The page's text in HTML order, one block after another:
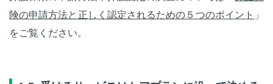
険の申請方法と正しく認定されるための５つのポイント 」
をご覧ください。